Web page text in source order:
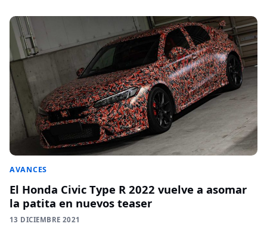
AVANCES
El Honda Civic Type R 2022 vuelve a asomar
la patita en nuevos teaser
13 DICIEMBRE 2021